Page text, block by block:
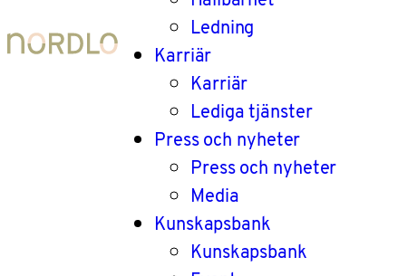
Ledning
Karriär
Karriär
Lediga tjänster
Press och nyheter
Press och nyheter
Media
Kunskapsbank
Kunskapsbank